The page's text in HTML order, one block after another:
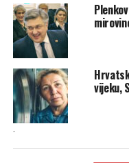
vijeku,
.